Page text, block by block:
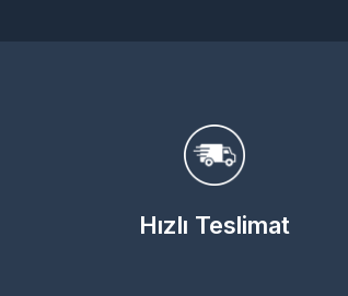
Hızlı Teslimat